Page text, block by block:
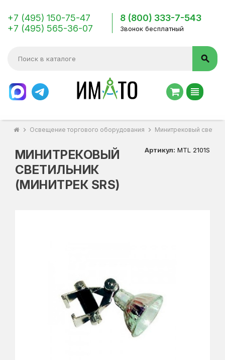
+7 (495) 150-75-47
+7 (495) 565-36-07
8 (800) 333-7-543
Звонок бесплатный
search
view_headline
chevron_right Освещение торгового оборудования chevron_right Минитрековый
МИНИТРЕКОВЫЙ
СВЕТИЛЬНИК
(МИНИТРЕК SRS)
Артикул: МTL 2101S